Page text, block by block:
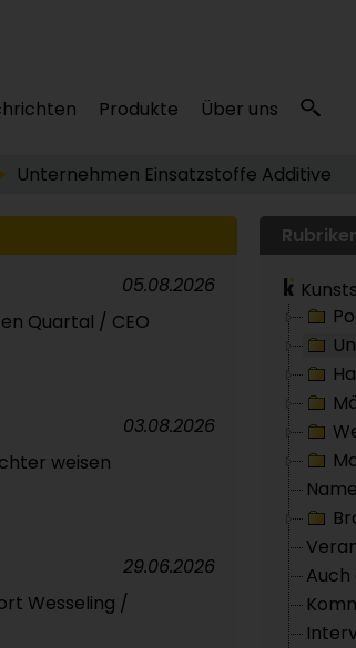
Produkte Über uns
Unternehmen Einsatzstoffe Additive
Quartal / CEO
05.08.2026
weisen
03.08.2026
Wesseling /
29.06.2026
Auch